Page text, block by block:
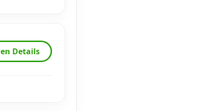
Details